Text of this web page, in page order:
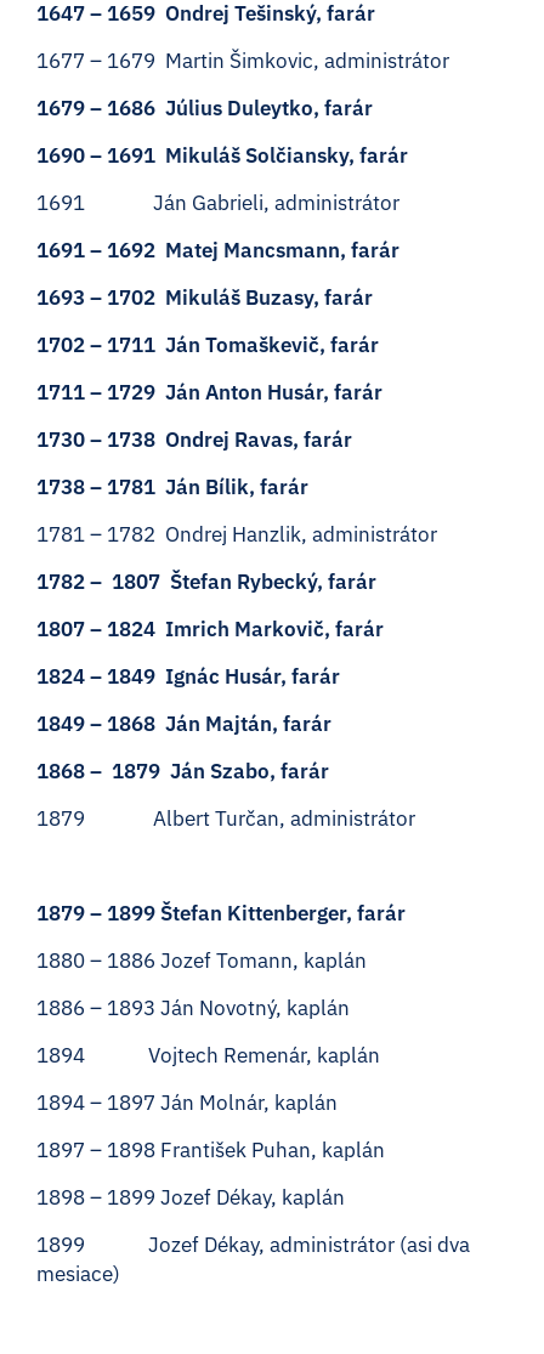
1647 – 1659 Ondrej Tešinský, farár
1677 – 1679 Martin Šimkovic, administrátor
1679 – 1686 Július Duleytko, farár
1690 – 1691 Mikuláš Solčiansky, farár
1691 Ján Gabrieli, administrátor
1691 – 1692 Matej Mancsmann, farár
1693 – 1702 Mikuláš Buzasy, farár
1702 – 1711 Ján Tomaškevič, farár
1711 – 1729 Ján Anton Husár, farár
1730 – 1738 Ondrej Ravas, farár
1738 – 1781 Ján Bílik, farár
1781 – 1782 Ondrej Hanzlik, administrátor
1782 – 1807 Štefan Rybecký, farár
1807 – 1824 Imrich Markovič, farár
1824 – 1849 Ignác Husár, farár
1849 – 1868 Ján Majtán, farár
1868 – 1879 Ján Szabo, farár
1879 Albert Turčan, administrátor
1879 – 1899 Štefan Kittenberger, farár
1880 – 1886 Jozef Tomann, kaplán
1886 – 1893 Ján Novotný, kaplán
1894 Vojtech Remenár, kaplán
1894 – 1897 Ján Molnár, kaplán
1897 – 1898 František Puhan, kaplán
1898 – 1899 Jozef Dékay, kaplán
1899 Jozef Dékay, administrátor (asi dva
mesiace)